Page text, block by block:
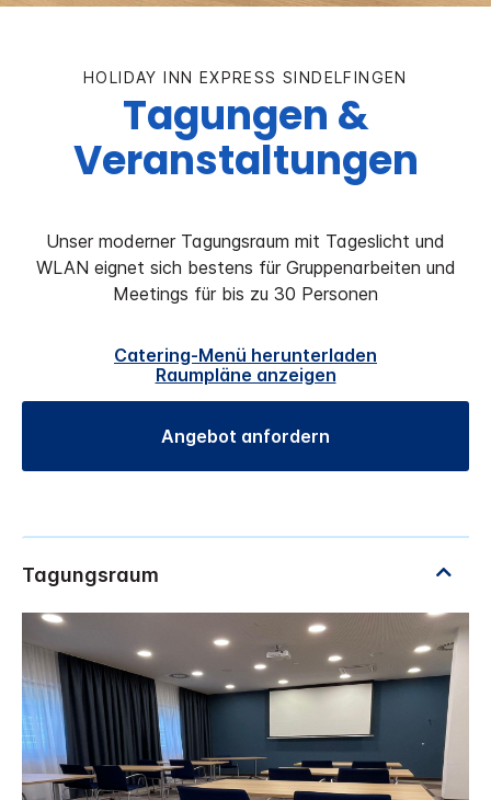
HOLIDAY INN EXPRESS SINDELFINGEN
Tagungen &
Veranstaltungen
Unser moderner Tagungsraum mit Tageslicht und
WLAN eignet sich bestens für Gruppenarbeiten und
Meetings für bis zu 30 Personen
Catering-Menü herunterladen
Raumpläne anzeigen
Angebot anfordern